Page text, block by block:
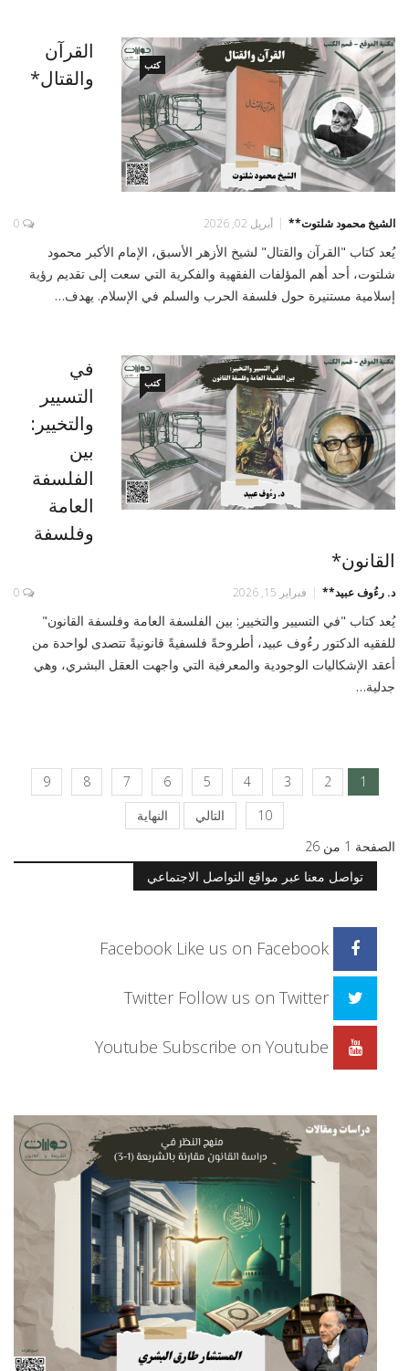
كتب
القرآن
والقتال*
الشيخ محمود شلتوت** أبريل 02, 2026 0
يُعد كتاب "القرآن والقتال" لشيخ الأزهر الأسبق، الإمام الأكبر محمود
شلتوت، أحد أهم المؤلفات الفقهية والفكرية التي سعت إلى تقديم رؤية
إسلامية مستنيرة حول فلسفة الحرب والسلم في الإسلام. يهدف…
كتب
في
التسيير
والتخيير:
بين
الفلسفة
العامة
وفلسفة
القانون*
د. رءُوف عبيد** فبراير 15, 2026 0
يُعد كتاب "في التسيير والتخيير: بين الفلسفة العامة وفلسفة القانون"
للفقيه الدكتور رءُوف عبيد، أطروحةً فلسفيةً قانونيةً تتصدى لواحدة من
أعقد الإشكاليات الوجودية والمعرفية التي واجهت العقل البشري، وهي
جدلية…
1
2
3
4
5
6
7
8
9
10
التالي
النهاية
الصفحة 1 من 26
تواصل معنا عبر مواقع التواصل الاجتماعي
Facebook Like us on Facebook
Twitter Follow us on Twitter
Youtube Subscribe on Youtube